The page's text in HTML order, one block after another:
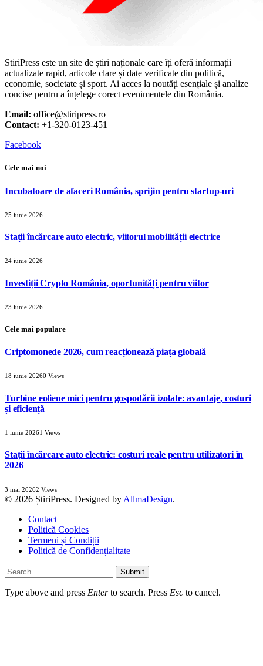
StiriPress este un site de știri naționale care îți oferă informații
actualizate rapid, articole clare și date verificate din politică,
economie, societate și sport. Ai acces la noutăți esențiale și analize
concise pentru a înțelege corect evenimentele din România.
Email: office@stiripress.ro
Contact: +1-320-0123-451
Facebook
Cele mai noi
Incubatoare de afaceri România, sprijin pentru startup-uri
25 iunie 2026
Stații încărcare auto electric, viitorul mobilității electrice
24 iunie 2026
Investiții Crypto România, oportunități pentru viitor
23 iunie 2026
Cele mai populare
Criptomonede 2026, cum reacționează piața globală
18 iunie 20260 Views
Turbine eoliene mici pentru gospodării izolate: avantaje, costuri
și eficiență
1 iunie 20261 Views
Stații încărcare auto electric: costuri reale pentru utilizatori în
2026
3 mai 20262 Views
© 2026 ȘtiriPress. Designed by AllmaDesign.
Contact
Politică Cookies
Termeni și Condiții
Politică de Confidențialitate
Submit
Type above and press Enterto search. Press Esc to cancel.